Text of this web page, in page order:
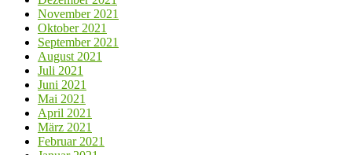
November 2021
Oktober 2021
September 2021
August 2021
Juli 2021
Juni 2021
Mai 2021
April 2021
März 2021
Februar 2021